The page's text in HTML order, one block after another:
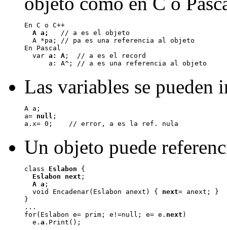
En C o C++
A a;
   // a es el objeto
  A *pa; // pa es una referencia al objeto
En Pascal
  var
a: A ;  // a es el record
Las variables se
A a;
a= null ;
Un objeto puede
class Eslabon {
Eslabon next ;
A a ;
  void Encadenar(Eslabon anext) {
next= anext; }
}
...
for(Eslabon e= prim; e!=null; e= e. next )
  e.
a